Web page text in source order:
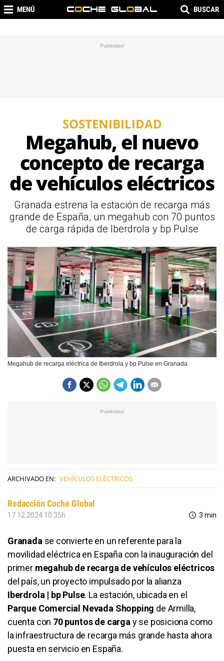
MENÚ BUSCAR
SOSTENIBILIDAD
Megahub, el nuevo
concepto de recarga
de vehículos eléctricos
Granada estrena la estación de recarga más
grande de España, un megahub con 70 puntos
de carga rápida de Iberdrola y bp Pulse
Megahub de recarga eléctrica de Iberdrola y bp Pulse en Granada
ARCHIVADO EN: VEHÍCULOS ELÉCTRICOS
Redacción Coche Global
17.12.2024 10:35h 3 min
Granada se convierte en un referente para la
movilidad eléctrica en España con la inauguración del
primer megahub de recarga de vehículos eléctricos
del país, un proyecto impulsado por la alianza
Iberdrola | bp Pulse. La estación, ubicada en el
Parque Comercial Nevada Shopping de Armilla,
cuenta con 70 puntos de carga y se posiciona como
la infraestructura de recarga más grande hasta ahora
puesta en servicio en España.